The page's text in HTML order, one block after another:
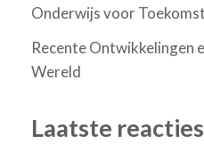
Onderwijs voor
Recente Ontwikkelingen
Wereld
Laatste reacties